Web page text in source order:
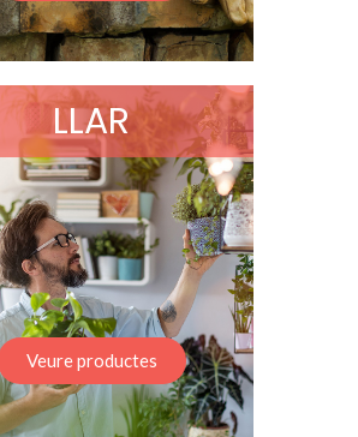
LLAR
Veure productes